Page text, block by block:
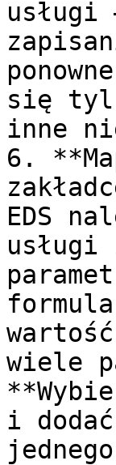
usługi
się
inne
6.
EDS
usługi
wiele
i